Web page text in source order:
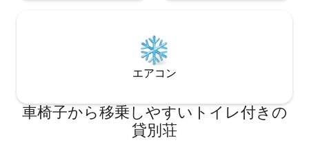
エアコン
車椅子から移乗しやすいトイレ付きの
貸別荘